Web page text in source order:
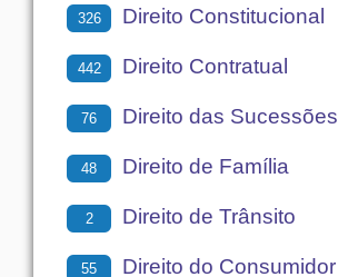
326 Direito Constitucional
442 Direito Contratual
76 Direito das Sucessões
48 Direito de Família
2 Direito de Trânsito
55 Direito do Consumidor